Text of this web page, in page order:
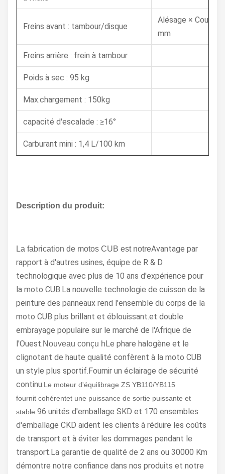
Freins avant : tambour/disque
Alésage × Course
mm
Freins arrière : frein à tambour
Poids à sec : 95 kg
Max.chargement : 150kg
capacité d'escalade : ≥16°
Carburant mini : 1,4 L/100 km
Description du produit:
La fabrication de motos CUB est notreAvantage par
rapport à d'autres usines, équipe de R & D
technologique avec plus de 10 ans d'expérience pour
la moto CUB.La nouvelle technologie de cuisson de la
peinture des panneaux rend l'ensemble du corps de la
moto CUB plus brillant et éblouissant.et double
embrayage populaire sur le marché de l'Afrique de
l'Ouest.Nouveau conçu hLe phare halogène et le
clignotant de haute qualité confèrent à la moto CUB
un style plus sportif.Fournir un éclairage de sécurité
continu.Le moteur d'équilibrage ZS YB110/YB115
fournit cohérentet une puissance de sortie puissante et
stable. 96 unités d'emballage SKD et 170 ensembles
d'emballage CKD aident les clients à réduire les coûts
de transport et à éviter les dommages pendant le
transport.La garantie de qualité de 2 ans ou 30000 Km
démontre notre confiance dans nos produits et notre